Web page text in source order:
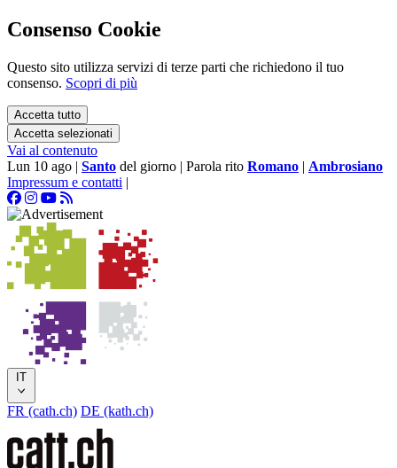
Consenso Cookie
Questo sito utilizza servizi di terze parti che richiedono il tuo
consenso. Scopri di più
Accetta tutto
Accetta selezionati
Vai al contenuto
Lun 10 ago | Santo del giorno | Parola rito Romano | Ambrosiano
Impressum e contatti |
IT
FR (cath.ch) DE (kath.ch)